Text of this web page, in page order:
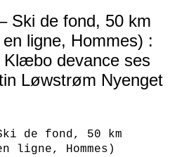
Ski de fond, 50 km
ligne, Hommes) :
devance ses
Løwstrøm Nyenget
de fond, 50 km
ligne, Hommes)